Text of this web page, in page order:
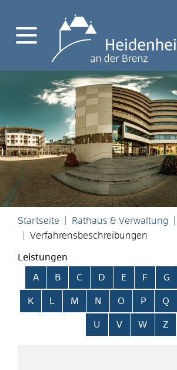
Startseite Rathaus & Verwaltung
Verfahrensbeschreibungen
Leistungen
Alphabetisches Register überspringen
A B C D E F G
K L M N O P Q
U V W Z